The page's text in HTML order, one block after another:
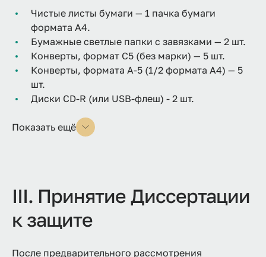
Чистые листы бумаги — 1 пачка бумаги
формата А4.
Бумажные светлые папки с завязками — 2 шт.
Конверты, формат С5 (без марки) — 5 шт.
Конверты, формата А-5 (1/2 формата А4) — 5
шт.
Диски CD-R (или USB-флеш) - 2 шт.
Показать ещё
III. Принятие Диссертации
к защите
После предварительного рассмотрения